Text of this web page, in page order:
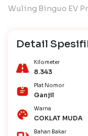
Wuling Binguo EV
Detail
Kilometer
8.343
Plat Nomor
Ganjil
Warna
COKLAT MUDA
Bahan Bakar